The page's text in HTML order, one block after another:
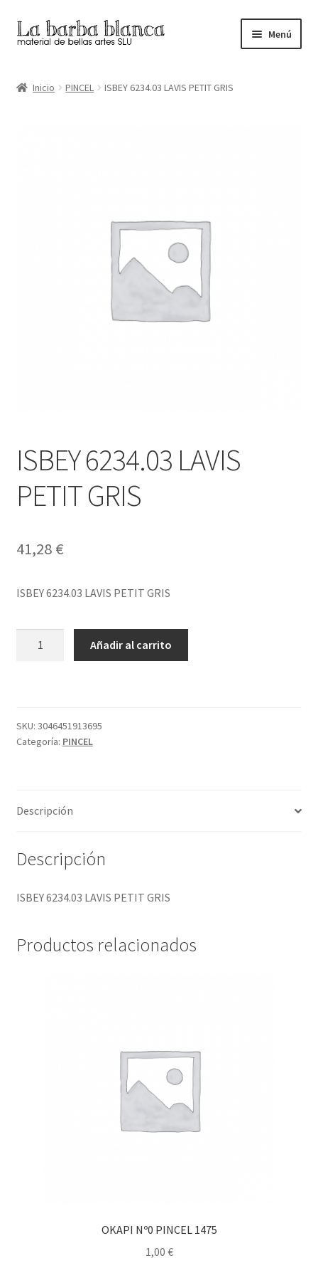
Ir
a
navegación
Ir
al
Menú
Inicio PINCEL ISBEY 6234.03 LAVIS PETIT GRIS
ISBEY 6234.03 LAVIS
PETIT GRIS
41,28 €
ISBEY 6234.03 LAVIS PETIT GRIS
cantidad
Añadir al carrito
SKU: 3046451913695
Categoría: PINCEL
Descripción
Descripción
ISBEY 6234.03 LAVIS PETIT GRIS
Productos relacionados
OKAPI Nº0 PINCEL 1475
1,00 €